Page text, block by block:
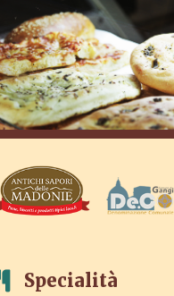
Specialità